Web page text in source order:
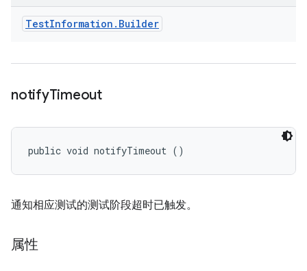
TestInformation . Builder
notifyTimeout
public void notifyTimeout ()
通知相应测试的测试阶段超时已触发。
属性